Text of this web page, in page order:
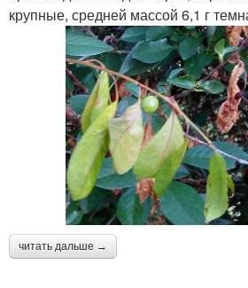
крупные, средней массой 6,1 г
читать дальше →